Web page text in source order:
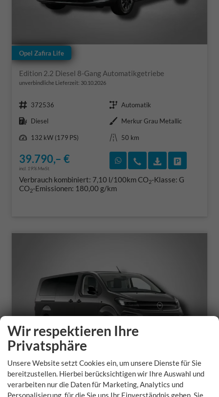
Opel Zafira Life
Edition 2.2 Diesel 8-Gang Automatikgetriebe
unverbindliche Lieferzeit: 30.10.2026
Fahrzeugnr. 372536 Getriebe Automatik
Kraftstoff Diesel Außenfarbe Merkur Grau Metallic
Leistung
132 kW (179 PS) Kilometerstand 50 km
39.790,– €
incl. 19% MwSt.
Rückruf vereinbaren
Wir rufen Sie an
Verbrauch kombiniert: 7,10 l/100kmCO2-Klasse: G
CO2-Emissionen: 180,00 g/km
Opel Zafira Life
Wir respektieren Ihre
Privatsphäre
Unsere Website setzt Cookies ein, um unsere Dienste für Sie
bereitzustellen. Hierbei berücksichtigen wir Ihre Auswahl und
verarbeiten nur die Daten für Marketing, Analytics und
Personalisierung, für die Sie uns Ihr Einverständnis geben. Sie